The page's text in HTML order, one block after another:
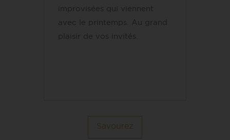
improvisées qui viennent
avec le printemps. Au grand
plaisir de vos invités.
Savourez